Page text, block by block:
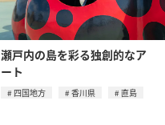
瀬戸内の島を彩る独創的なア
ート
四国地方 香川県 直島